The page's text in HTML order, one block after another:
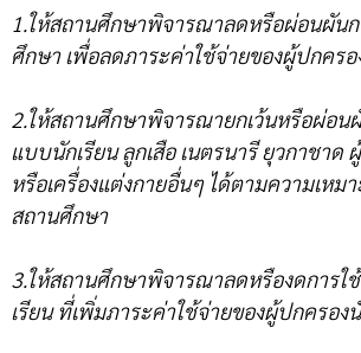
1.ให้สถานศึกษาพิจารณาลดหรือผ่อนผันก
ศึกษา เพื่อลดภาระค่าใช้จ่ายของผู้ปกครอ
2.ให้สถานศึกษาพิจารณายกเว้นหรือผ่อน
แบบนักเรียน ลูกเสือ เนตรนารี ยุวกาชาด
หรือเครื่องแต่งกายอื่นๆ ได้ตามความเห
สถานศึกษา
3.ให้สถานศึกษาพิจารณาลดหรืองดการใ
เรียน ที่เพิ่มภาระค่าใช้จ่ายของผู้ปกครอง